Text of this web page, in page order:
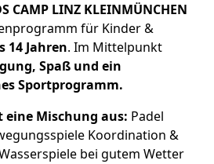
CAMP LINZ KLEINMÜNCHEN
für Kinder &
14 Jahren. Im Mittelpunkt
Spaß und ein
Sportprogramm.
Mischung aus: Padel
Koordination &
bei gutem Wetter